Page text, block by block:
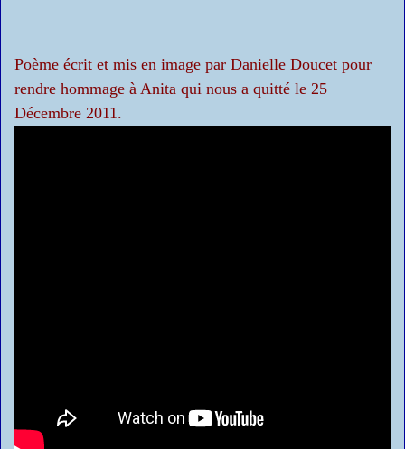
Poème écrit et mis en image par Danielle Doucet pour
rendre hommage à Anita qui nous a quitté le 25
Décembre 2011.